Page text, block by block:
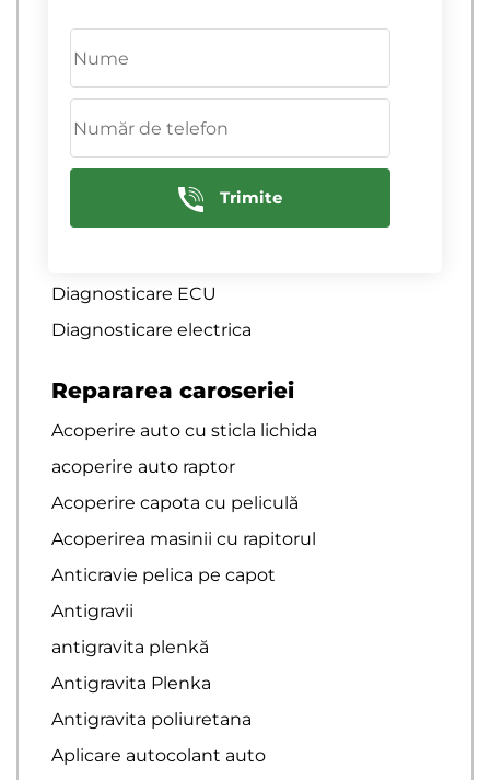
Diagnosticare computerizata a sistemului
de aprindere
Diagnosticare computerizata auto
diagnosticare computerizata auto
Diagnosticare computernica a motoarelor
de camioane de marfa
Diagnosticare cremaliera de directie
Diagnosticare ECU
Diagnosticare electrica
Repararea caroseriei
Acoperire auto cu sticla lichida
acoperire auto raptor
Acoperire capota cu peliculă
Acoperirea masinii cu rapitorul
Anticravie pelica pe capot
Antigravii
antigravita plenkă
Antigravita Plenka
Antigravita poliuretana
Aplicare autocolant auto
Trimite